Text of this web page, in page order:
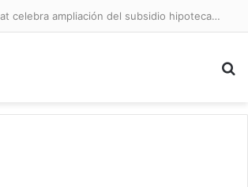
Diputado Sabat celebra ampliación del subsidio hipotecario con viviendas de hasta 6.000 UF